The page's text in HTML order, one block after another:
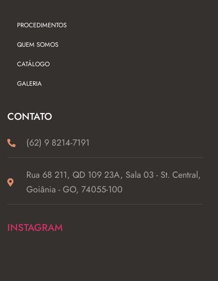
PROCEDIMENTOS
QUEM SOMOS
CATÁLOGO
GALERIA
CONTATO
(62) 9 8214-7191
Rua 68 211, QD 109 23A, Sala 03 - St. Central,
Goiânia - GO, 74055-100
INSTAGRAM